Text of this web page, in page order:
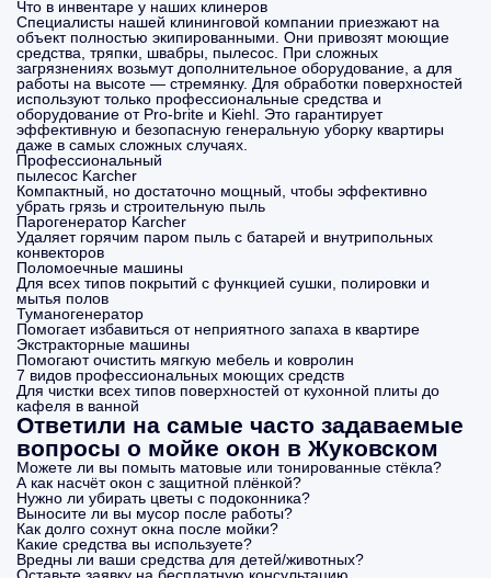
Что в инвентаре у наших клинеров
Специалисты нашей клининговой компании приезжают на
объект полностью экипированными. Они привозят моющие
средства, тряпки, швабры, пылесос. При сложных
загрязнениях возьмут дополнительное оборудование, а для
работы на высоте — стремянку. Для обработки поверхностей
используют только профессиональные средства и
оборудование от Pro-brite и Kiehl. Это гарантирует
эффективную и безопасную генеральную уборку квартиры
даже в самых сложных случаях.
Профессиональный
пылесос Karcher
Компактный, но достаточно мощный, чтобы эффективно
убрать грязь и строительную пыль
Парогенератор Karcher
Удаляет горячим паром пыль с батарей и внутрипольных
конвекторов
Поломоечные машины
Для всех типов покрытий с функцией сушки, полировки и
мытья полов
Туманогенератор
Помогает избавиться от неприятного запаха в квартире
Экстракторные машины
Помогают очистить мягкую мебель и ковролин
7 видов профессиональных моющих средств
Для чистки всех типов поверхностей от кухонной плиты до
кафеля в ванной
Ответили на самые часто задаваемые
вопросы о мойке окон в Жуковском
Можете ли вы помыть матовые или тонированные стёкла?
А как насчёт окон с защитной плёнкой?
Нужно ли убирать цветы с подоконника?
Выносите ли вы мусор после работы?
Как долго сохнут окна после мойки?
Какие средства вы используете?
Вредны ли ваши средства для детей/животных?